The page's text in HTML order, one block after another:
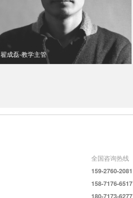
翟成磊-教学主管
全国咨询热线
159-2760-2081
158-7176-6517
180-7173-6277